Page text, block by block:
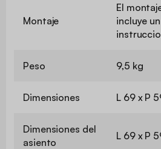
Montaje
El
incluye
Peso 9,5 kg
Dimensiones L 69 x P
Dimensiones del
asiento
L 69 x P